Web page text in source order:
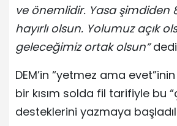
ve önemlidir. Yasa şimdiden
hayırlı olsun. Yolumuz açık
geleceğimiz ortak olsun”
DEM’in “yetmez ama
bir kısım solda fil tarifiyle bu
desteklerini yazmaya